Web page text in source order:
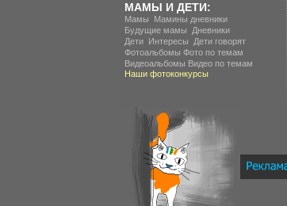
МАМЫ И ДЕТИ:
Мамы
Мамины дневники
Будущие мамы
Дневники
Дети Интересы
Дети говорят
Фотоальбомы Фото по темам
Видеоальбомы Видео по темам
Наши фотоконкурсы